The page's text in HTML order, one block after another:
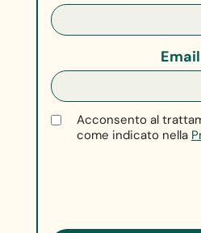
Email
Acconsento al
come indicato nella